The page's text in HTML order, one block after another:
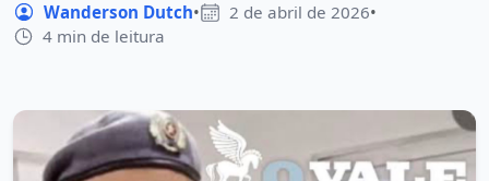
Wanderson Dutch• 2 de abril de 2026•
4 min de leitura